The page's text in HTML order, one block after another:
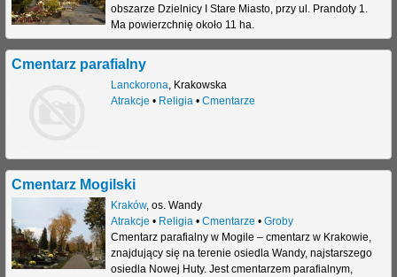
obszarze Dzielnicy I Stare Miasto, przy ul. Prandoty 1.
Ma powierzchnię około 11 ha.
Cmentarz parafialny
Lanckorona Krakowska
Atrakcje • Religia • Cmentarze
Cmentarz Mogilski
Kraków, os. Wandy
Atrakcje • Religia • Cmentarze • Groby
Cmentarz parafialny w Mogile – cmentarz w Krakowie,
znajdujący się na terenie osiedla Wandy, najstarszego
osiedla Nowej Huty. Jest cmentarzem parafialnym,